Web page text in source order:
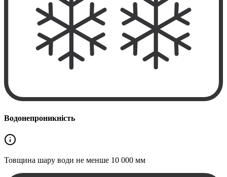
Водонепроникність
Товщина шару води не менше 10 000 мм